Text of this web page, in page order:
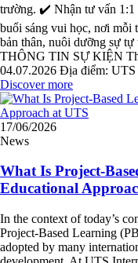
trường. ✔️ Nhận tư vấn 1:1
buổi sáng vui học, nơi mỗi
bản thân, nuôi dưỡng sự
THÔNG TIN SỰ KIỆN
04.07.2026 Địa điểm: UTS
Discover more
17/06/2026
News
What Is Project-
Educational
In the context of today’s
Project-Based Learning
adopted by many